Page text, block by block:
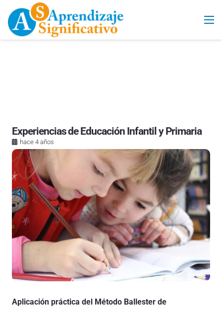
Experiencias de Educación Infantil y Primaria
hace 4 años
Aplicación práctica del Método Ballester de